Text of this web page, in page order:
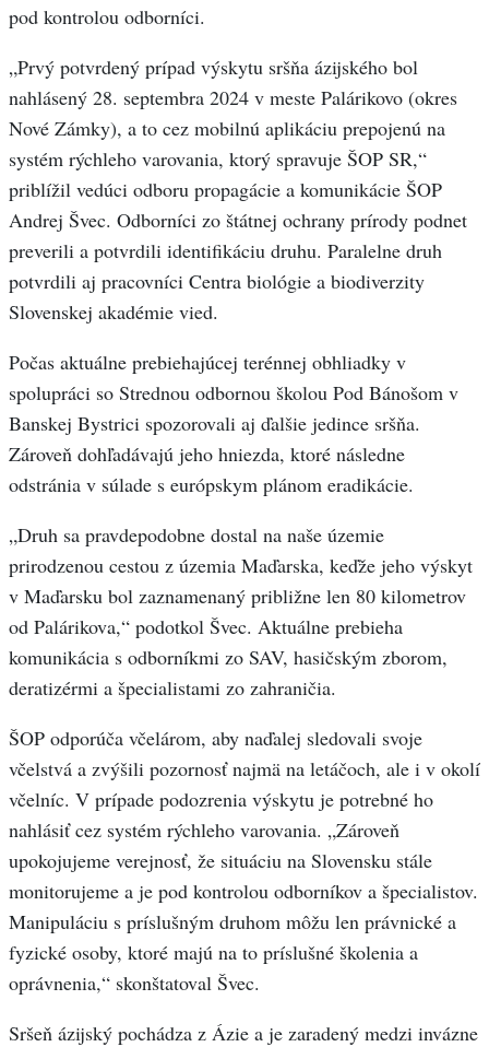
pod kontrolou odborníci.
„Prvý potvrdený prípad výskytu sršňa ázijského bol
nahlásený 28. septembra 2024 v meste Palárikovo (okres
Nové Zámky), a to cez mobilnú aplikáciu prepojenú na
systém rýchleho varovania, ktorý spravuje ŠOP SR,“
priblížil vedúci odboru propagácie a komunikácie ŠOP
Andrej Švec. Odborníci zo štátnej ochrany prírody podnet
preverili a potvrdili identifikáciu druhu. Paralelne druh
potvrdili aj pracovníci Centra biológie a biodiverzity
Slovenskej akadémie vied.
Počas aktuálne prebiehajúcej terénnej obhliadky v
spolupráci so Strednou odbornou školou Pod Bánošom v
Banskej Bystrici spozorovali aj ďalšie jedince sršňa.
Zároveň dohľadávajú jeho hniezda, ktoré následne
odstránia v súlade s európskym plánom eradikácie.
„Druh sa pravdepodobne dostal na naše územie
prirodzenou cestou z územia Maďarska, keďže jeho výskyt
v Maďarsku bol zaznamenaný približne len 80 kilometrov
od Palárikova,“ podotkol Švec. Aktuálne prebieha
komunikácia s odborníkmi zo SAV, hasičským zborom,
deratizérmi a špecialistami zo zahraničia.
ŠOP odporúča včelárom, aby naďalej sledovali svoje
včelstvá a zvýšili pozornosť najmä na letáčoch, ale i v okolí
včelníc. V prípade podozrenia výskytu je potrebné ho
nahlásiť cez systém rýchleho varovania. „Zároveň
upokojujeme verejnosť, že situáciu na Slovensku stále
monitorujeme a je pod kontrolou odborníkov a špecialistov.
Manipuláciu s príslušným druhom môžu len právnické a
fyzické osoby, ktoré majú na to príslušné školenia a
oprávnenia,“ skonštatoval Švec.
Sršeň ázijský pochádza z Ázie a je zaradený medzi invázne